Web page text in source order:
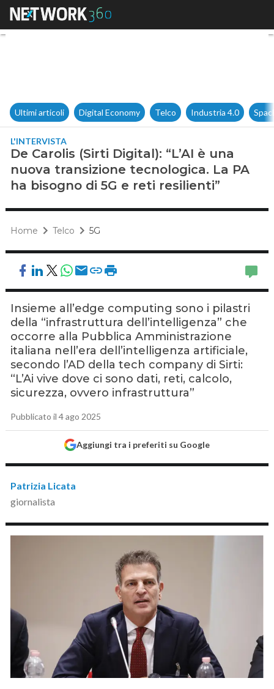
De Carolis (Sirti Digital):
Ultimi articoli Digital Economy Telco Industria 4.0
L'INTERVISTA
De Carolis (Sirti Digital): “L’AI è una
nuova transizione tecnologica. La PA
ha bisogno di 5G e reti resilienti”
Home Telco 5G
Insieme all’edge computing sono i pilastri
della “infrastruttura dell’intelligenza” che
occorre alla Pubblica Amministrazione
italiana nell’era dell’intelligenza artificiale,
secondo l’AD della tech company di Sirti:
“L’Ai vive dove ci sono dati, reti, calcolo,
sicurezza, ovvero infrastruttura”
Pubblicato il 4 ago 2025
Aggiungi tra i preferiti su Google
Patrizia Licata
giornalista